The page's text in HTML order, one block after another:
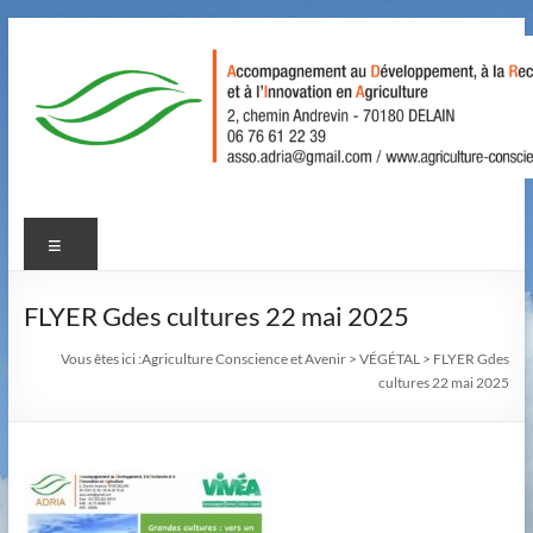
Agriculture
Conscience
et
Avenir
la
FLYER Gdes cultures 22 mai 2025
Vous êtes ici :Agriculture Conscience et Avenir >VÉGÉTAL > FLYER Gdes
cultures 22 mai 2025